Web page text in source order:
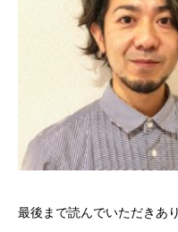
最後まで読んでいただきあ